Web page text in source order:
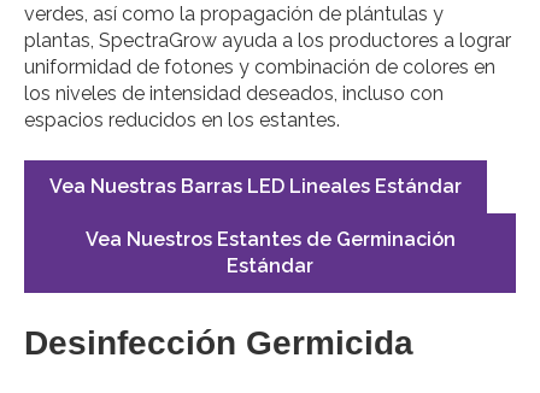
verdes, así como la propagación de plántulas y
plantas, SpectraGrow ayuda a los productores a lograr
uniformidad de fotones y combinación de colores en
los niveles de intensidad deseados, incluso con
espacios reducidos en los estantes.
Vea Nuestras Barras LED Lineales Estándar
Vea Nuestros Estantes de Germinación
Estándar
Desinfección Germicida